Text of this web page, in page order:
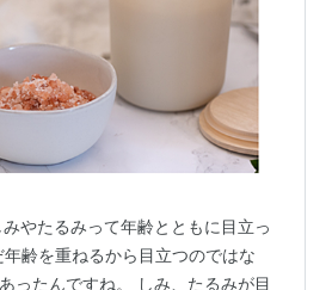
やたるみって年齢とともに目立っ
齢を重ねるから目立つのではな
ったんですね。 しみ、たるみが目